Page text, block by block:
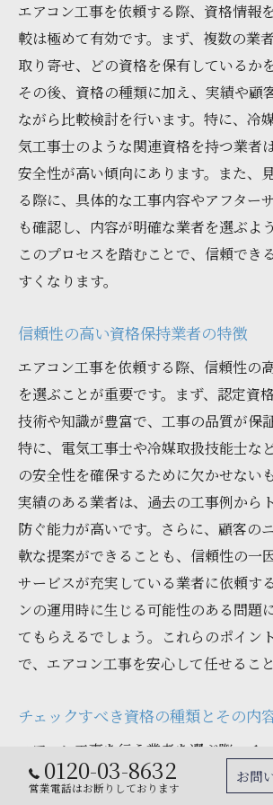
エアコン工事を依頼する際、資格情報
較は極めて有効です。まず、複数の業
取り寄せ、どの資格を保有しているか
その後、資格の種類に加え、実績や顧
ながら比較検討を行います。特に、冷
気工事士のような関連資格を持つ業者
安全性が高い傾向にあります。また、
る際に、具体的な工事内容やアフター
も確認し、内容が明確な業者を選ぶよ
このプロセスを踏むことで、信頼でき
すくなります。
信頼性の高い資格保持業者の特徴
エアコン工事を依頼する際、信頼性の
を選ぶことが重要です。まず、認定資
技術や知識が豊富で、工事の品質が保
特に、電気工事士や冷媒取扱技能士な
の安全性を確保するために欠かせない
実績のある業者は、過去の工事例から
防ぐ能力が高いです。さらに、顧客の
軟な提案ができることも、信頼性の一
サービスが充実している業者に依頼す
ンの運用時に生じる可能性のある問題
てもらえるでしょう。これらのポイン
で、エアコン工事を安心して任せるこ
チェックすべき資格の種類とその内
エアコン工事を行う業者を選ぶ際、チ
にはいくつかの種類があります。まず
0120-03-8632
営業電話はお断りしております
お問